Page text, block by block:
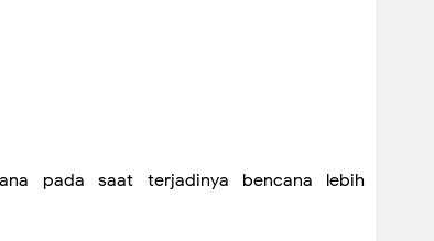
pada saat terjadinya bencana lebih